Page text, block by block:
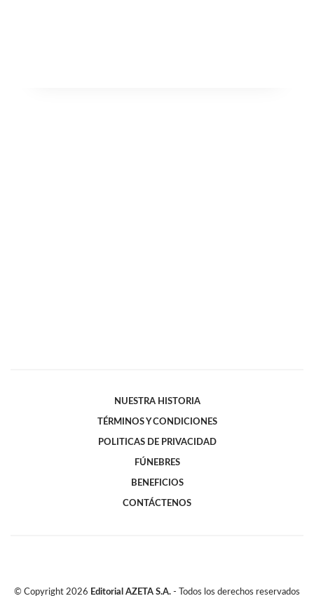
NUESTRA HISTORIA
TÉRMINOS Y CONDICIONES
POLITICAS DE PRIVACIDAD
FÚNEBRES
BENEFICIOS
CONTÁCTENOS
© Copyright 2026 Editorial AZETA S.A. - Todos los derechos reservados